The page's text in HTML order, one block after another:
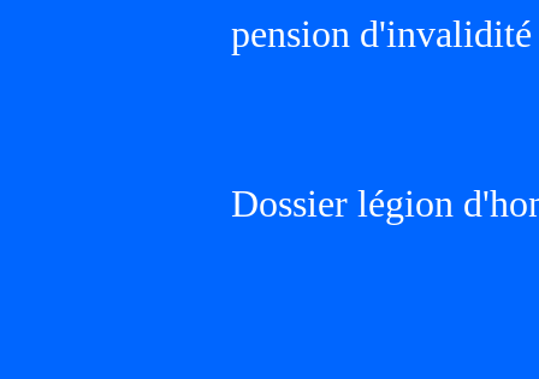
pension
Dossier légion